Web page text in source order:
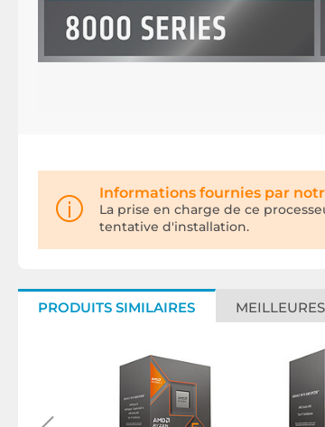
Informations fournies par
La prise en charge de ce
tentative d'installation.
PRODUITS SIMILAIRES